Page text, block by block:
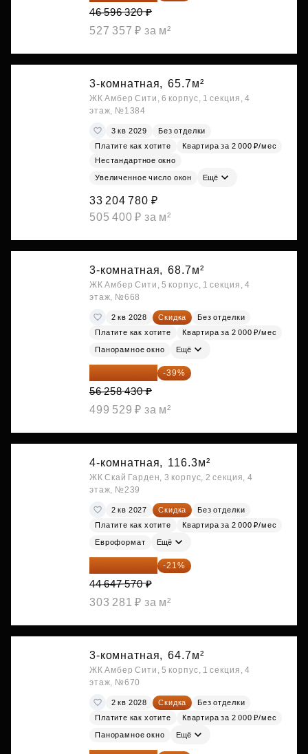
46 596 320 ₽
527 357 ₽ за м²
3-комнатная, 65.7м²
ЖК Амбер Сити, 6 корпус, 1 секция, 4
этаж, №1384
3 кв 2029
Без отделки
Платите как хотите
Квартира за 2 000 ₽/мес
Нестандартное окно
Увеличенное число окон Ещё
33 204 780 ₽
505 400 ₽ за м²
3-комнатная, 68.7м²
ЖК Амбер Сити, 5 корпус, 1 секция, 4
этаж, №668
2 кв 2028 Скидка
Без отделки
Платите как хотите
Квартира за 2 000 ₽/мес
Панорамное окно Ещё
34 317 642 ₽ -39%
56 258 430 ₽
499 529 ₽ за м²
4-комнатная, 116.3м²
ЖК Скай Гарден, 3 корпус, 2 секция, 4
этаж, №239
2 кв 2027 Скидка
Без отделки
Платите как хотите
Квартира за 2 000 ₽/мес
Евроформат Ещё
35 271 580 ₽ -21%
44 647 570 ₽
303 281 ₽ за м²
3-комнатная, 64.7м²
ЖК Амбер Сити, 5 корпус, 1 секция, 4
этаж, №670
2 кв 2028 Скидка
Без отделки
Платите как хотите
Квартира за 2 000 ₽/мес
Панорамное окно Ещё